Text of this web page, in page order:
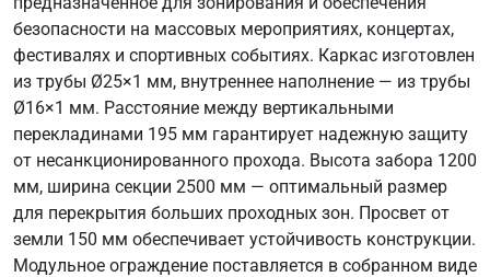
безопасности на массовых мероприятиях, концертах,
фестивалях и спортивных событиях. Каркас изготовлен
из трубы Ø25×1 мм, внутреннее наполнение — из трубы
Ø16×1 мм. Расстояние между вертикальными
перекладинами 195 мм гарантирует надежную защиту
от несанкционированного прохода. Высота забора 1200
мм, ширина секции 2500 мм — оптимальный размер
для перекрытия больших проходных зон. Просвет от
земли 150 мм обеспечивает устойчивость конструкции.
Модульное ограждение поставляется в собранном виде